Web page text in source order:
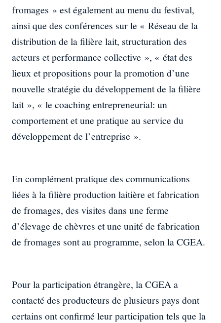
fromages » est également au menu du festival,
ainsi que des conférences sur le « Réseau de la
distribution de la filière lait, structuration des
acteurs et performance collective », « état des
lieux et propositions pour la promotion d’une
nouvelle stratégie du développement de la filière
lait », « le coaching entrepreneurial: un
comportement et une pratique au service du
développement de l’entreprise ».
En complément pratique des communications
liées à la filière production laitière et fabrication
de fromages, des visites dans une ferme
d’élevage de chèvres et une unité de fabrication
de fromages sont au programme, selon la CGEA.
Pour la participation étrangère, la CGEA a
contacté des producteurs de plusieurs pays dont
certains ont confirmé leur participation tels que la